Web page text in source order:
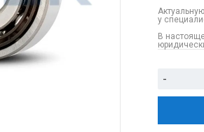
у
В
-